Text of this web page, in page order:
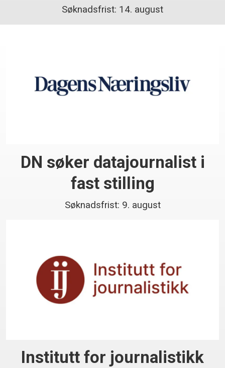
Søknadsfrist: 14. august
DN søker datajournalist i
fast stilling
Søknadsfrist: 9. august
Institutt for journalistikk